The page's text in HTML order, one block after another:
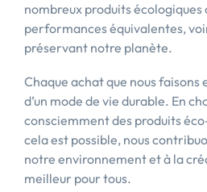
nombreux produits
performances équivalentes,
préservant notre planète.
Chaque achat que nous faisons
d’un mode de vie durable. En
consciemment des produits
cela est possible, nous
notre environnement et à la
meilleur pour tous.